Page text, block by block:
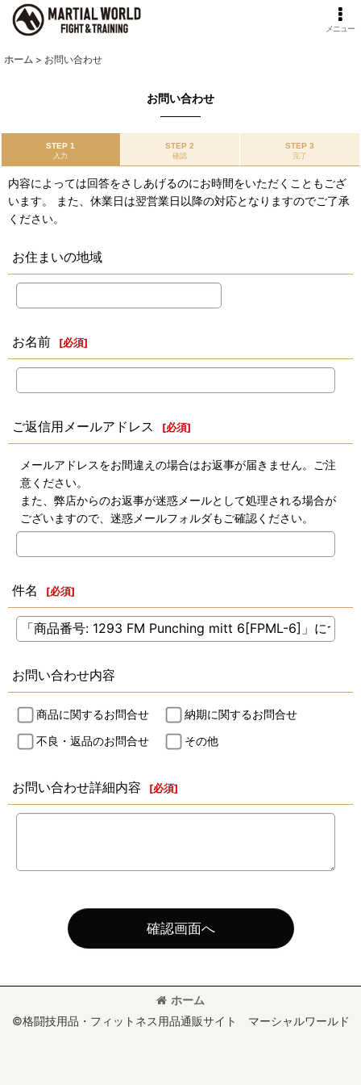
メニュー
ホーム > お問い合わせ
お問い合わせ
STEP 1
入力
STEP 2
確認
STEP 3
完了
内容によっては回答をさしあげるのにお時間をいただくこともござ
います。 また、休業日は翌営業日以降の対応となりますのでご了承
ください。
お住まいの地域
お名前 [必須]
ご返信用メールアドレス [必須]
メールアドレスをお間違えの場合はお返事が届きません。ご注
意ください。
また、弊店からのお返事が迷惑メールとして処理される場合が
ございますので、迷惑メールフォルダもご確認ください。
件名 [必須]
お問い合わせ内容
商品に関するお問合せ
納期に関するお問合せ
不良・返品のお問合せ
その他
お問い合わせ詳細内容 [必須]
確認画面へ
ホーム
©格闘技用品・フィットネス用品通販サイト マーシャルワールド